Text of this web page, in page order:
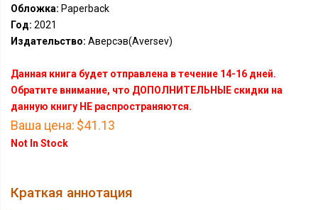
Обложка: Paperback
Год: 2021
Издательство: Аверсэв(Aversev)
Данная книга будет отправлена в течение 14-16 дней.
Обратите внимание, что ДОПОЛНИТЕЛЬНЫЕ скидки на
данную книгу НЕ распространяются.
Ваша цена: $41.13
Not In Stock
Краткая аннотация